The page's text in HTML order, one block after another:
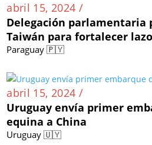
abril 15, 2024 /
Delegación parlamentaria
Taiwán para fortalecer
Paraguay 🇵🇾
abril 15, 2024 /
Uruguay envía primer
equina a China
Uruguay 🇺🇾